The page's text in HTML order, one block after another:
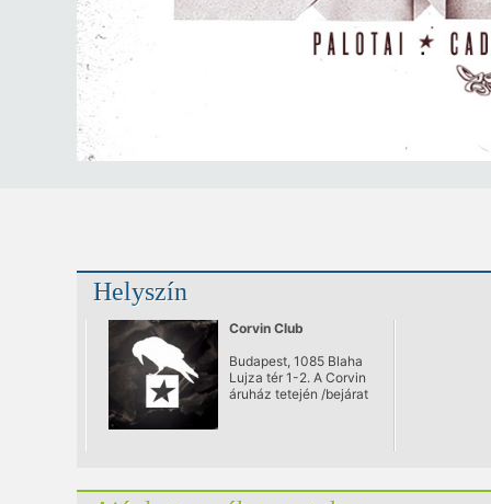
Helyszín
Corvin Club
Budapest, 1085 Blaha
Lujza tér 1-2. A Corvin
áruház tetején /bejárat